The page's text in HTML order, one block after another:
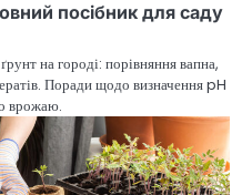
посібник для саду
на городі: порівняння вапна,
Поради щодо визначення pH
врожаю.